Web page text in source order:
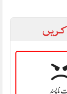
کریں
نا پسند